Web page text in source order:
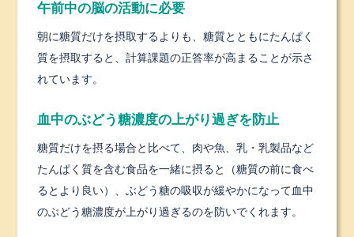
午前中の脳の活動に必要
朝に糖質だけを摂取するよりも、糖質とともにたんぱく
質を摂取すると、計算課題の正答率が高まることが示さ
れています。
血中のぶどう糖濃度の上がり過ぎを防止
糖質だけを摂る場合と比べて、肉や魚、乳・乳製品など
たんぱく質を含む食品を一緒に摂ると（糖質の前に食べ
るとより良い）、ぶどう糖の吸収が緩やかになって血中
のぶどう糖濃度が上がり過ぎるのを防いでくれます。